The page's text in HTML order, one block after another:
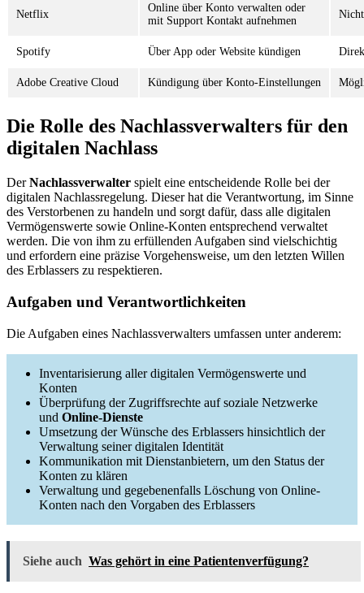
Netflix
Online über Konto verwalten oder
mit Support Kontakt aufnehmen
Spotify Über App oder Website kündigen
Adobe Creative Cloud Kündigung über Konto-Einstellungen
Die Rolle des Nachlassverwalters für den
digitalen Nachlass
DerNachlassverwalter spielt eine entscheidende Rolle bei der
digitalen Nachlassregelung. Dieser hat die Verantwortung, im Sinne
des Verstorbenen zu handeln und sorgt dafür, dass alle digitalen
Vermögenswerte sowie Online-Konten entsprechend verwaltet
werden. Die von ihm zu erfüllenden Aufgaben sind vielschichtig
und erfordern eine präzise Vorgehensweise, um den letzten Willen
des Erblassers zu respektieren.
Aufgaben und Verantwortlichkeiten
Die Aufgaben eines Nachlassverwalters umfassen unter anderem:
Inventarisierung aller digitalen Vermögenswerte und
Konten
Überprüfung der Zugriffsrechte auf soziale Netzwerke
und Online-Dienste
Umsetzung der Wünsche des Erblassers hinsichtlich der
Verwaltung seiner digitalen Identität
Kommunikation mit Dienstanbietern, um den Status der
Konten zu klären
Verwaltung und gegebenenfalls Löschung von Online-
Konten nach den Vorgaben des Erblassers
Siehe auch Was gehört in eine Patientenverfügung?